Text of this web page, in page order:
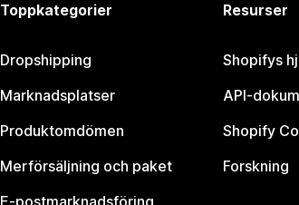
Toppkategorier
Dropshipping
Marknadsplatser
Produktomdömen
Merförsäljning och paket
Resurser
Shopifys
API-
Shopify
Forskning